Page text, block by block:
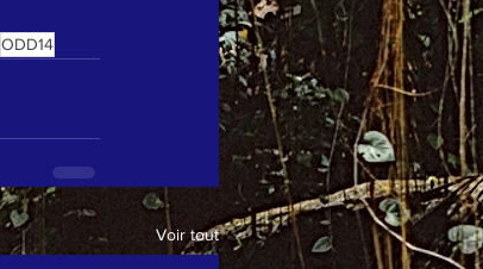
ODD14
Voir tout